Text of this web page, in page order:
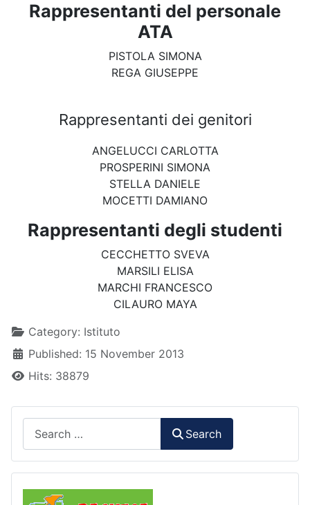
Rappresentanti del personale
ATA
PISTOLA SIMONA
REGA GIUSEPPE
Rappresentanti dei genitori
ANGELUCCI CARLOTTA
PROSPERINI SIMONA
STELLA DANIELE
MOCETTI DAMIANO
Rappresentanti degli studenti
CECCHETTO SVEVA
MARSILI ELISA
MARCHI FRANCESCO
CILAURO MAYA
DetailsCategory: Istituto
Published: 15 November 2013
Hits: 38879
Search